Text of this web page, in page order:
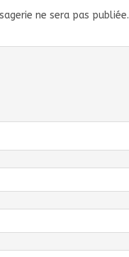
ne sera pas publiée.